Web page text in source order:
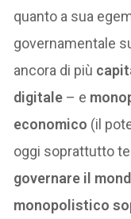
quanto a sua
governamentale
ancora di più
digitale – e
economico (il
oggi soprattutto
governare il
monopolistico